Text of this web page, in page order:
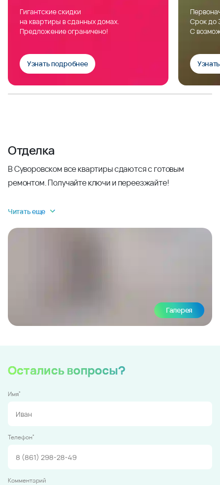
Гигантские скидки
на квартиры в сданных домах.
Предложение ограничено!
Узнать подробнее
Срок до
С
Отделка
В Суворовском все квартиры сдаются с готовым
ремонтом. Получайте ключи и переезжайте!
Читать еще
Галерея
Остались вопросы?
Имя*
Телефон*
Комментарий